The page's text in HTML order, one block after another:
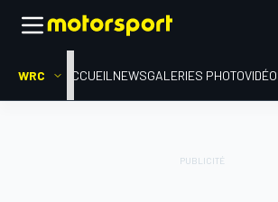
WRC ACCUEIL NEWSGALERIES PHOTO